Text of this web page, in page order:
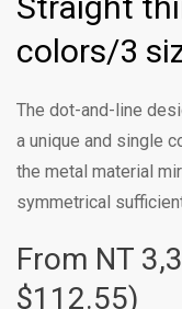
colors/3
The dot-and-line
a unique and single
the metal material
symmetrical
From NT
$112.55)